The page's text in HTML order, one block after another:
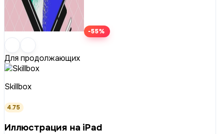
-55%
Для продолжающих
Skillbox
4.75
Иллюстрация на iPad